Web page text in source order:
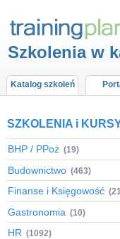
Szkolenia w
Katalog szkoleń
SZKOLENIA i
BHP / PPoż (19)
Budownictwo (463)
Finanse i Księgowość
Gastronomia (10)
HR (1092)